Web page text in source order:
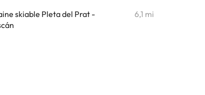
skiable Pleta del Prat -
6,1 mi